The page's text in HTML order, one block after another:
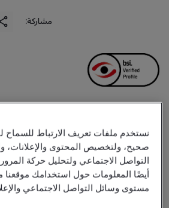
مشاركة:
ASSURANCE
CENTER 2
/ calibration, repair and
نستخدم ملفات تعريف الارتباط للسماح
صحيح، ولتخصيص المحتوى والإعلانات،
التواصل الاجتماعي ولتحليل حركة
أيضًا المعلومات حول استخدامك موقعنا
مستوى وسائل التواصل الاجتماعي